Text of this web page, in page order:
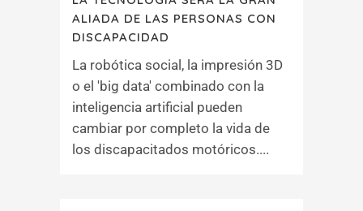
ALIADA DE LAS PERSONAS CON
DISCAPACIDAD
La robótica social, la impresión 3D
o el 'big data' combinado con la
inteligencia artificial pueden
cambiar por completo la vida de
los discapacitados motóricos....